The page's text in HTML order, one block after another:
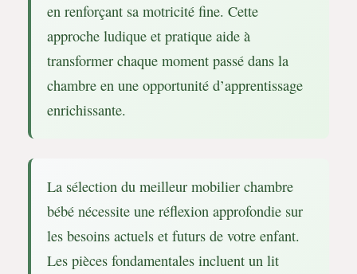
en renforçant sa motricité fine. Cette
approche ludique et pratique aide à
transformer chaque moment passé dans la
chambre en une opportunité d’apprentissage
enrichissante.
La sélection du meilleur mobilier chambre
bébé nécessite une réflexion approfondie sur
les besoins actuels et futurs de votre enfant.
Les pièces fondamentales incluent un lit